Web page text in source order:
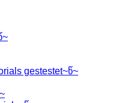
gestestet~წ~